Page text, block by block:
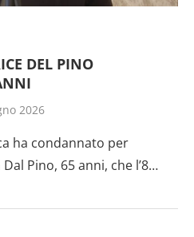
DEL PINO
2026
ha condannato per
Pino, 65 anni, che l’8…